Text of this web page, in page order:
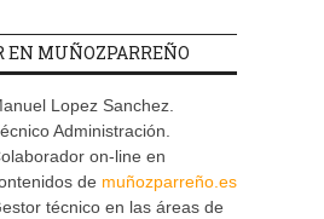
EN MUÑOZPARREÑO
Lopez Sanchez.
Administración.
on-line en
de muñozparreño.es
técnico en las áreas de